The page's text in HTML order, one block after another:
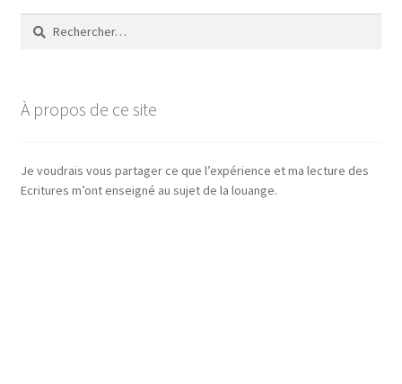
Rechercher :
À propos de ce site
Je voudrais vous partager ce que l’expérience et ma lecture des
Ecritures m’ont enseigné au sujet de la louange.